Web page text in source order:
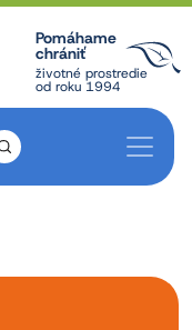
Pomáhame
chrániť
životné prostredie
od roku 1994